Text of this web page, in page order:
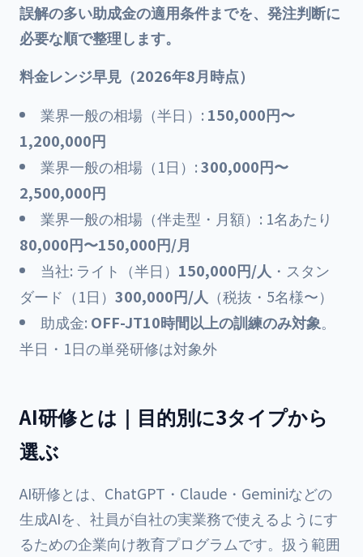
誤解の多い助成金の適用条件までを、発注判断に
必要な順で整理します。
料金レンジ早見（2026年8月時点）
業界一般の相場（半日）: 150,000円〜
1,200,000円
業界一般の相場（1日）:300,000円〜
2,500,000円
業界一般の相場（伴走型・月額）: 1名あたり
80,000円〜150,000円/月
当社: ライト（半日） 150,000円/人 ・スタン
ダード（1日） 300,000円/人 （税抜・5名様〜）
助成金: OFF-JT10時間以上の訓練のみ対象。
半日・1日の単発研修は対象外
AI研修とは｜目的別に3タイプから
選ぶ
AI研修とは、ChatGPT・Claude・Geminiなどの
生成AIを、社員が自社の実業務で使えるようにす
るための企業向け教育プログラムです。扱う範囲